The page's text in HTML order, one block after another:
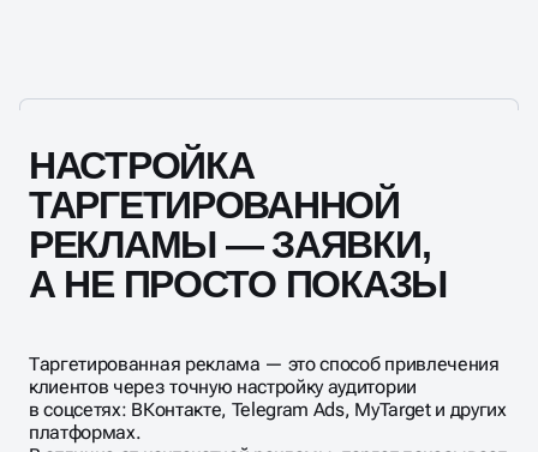
НАСТРОЙКА
ТАРГЕТИРОВАННОЙ
РЕКЛАМЫ — ЗАЯВКИ,
А НЕ ПРОСТО ПОКАЗЫ
Таргетированная реклама — это способ привлечения
клиентов через точную настройку аудитории
в соцсетях: ВКонтакте, Telegram Ads, MyTarget и других
платформах.